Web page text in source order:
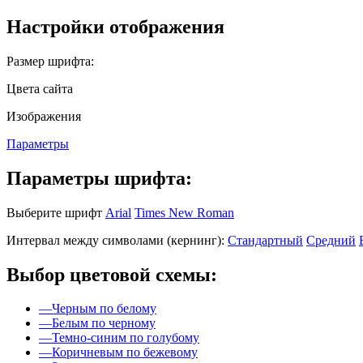
Настройки отображения
Размер шрифта:
Цвета сайта
Изображения
Параметры
Параметры шрифта:
Выберите шрифт Arial Times New Roman
Интервал между символами (кернинг): Стандартный Средний
Выбор цветовой схемы:
—Черным по белому
—Белым по черному
—Темно-синим по голубому
—Коричневым по бежевому